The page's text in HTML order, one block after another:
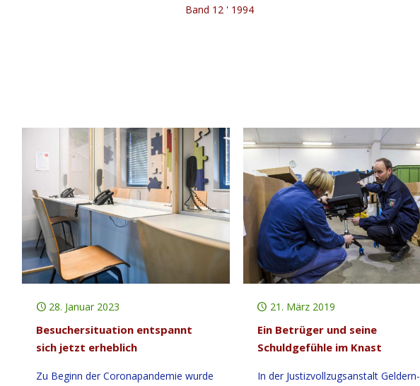
Band 12 ' 1994
28. Januar 2023
Besuchersituation entspannt
sich jetzt erheblich
Zu Beginn der Coronapandemie wurde
21. März 2019
Ein Betrüger und seine
Schuldgefühle im Knast
In der Justizvollzugsanstalt Geldern-